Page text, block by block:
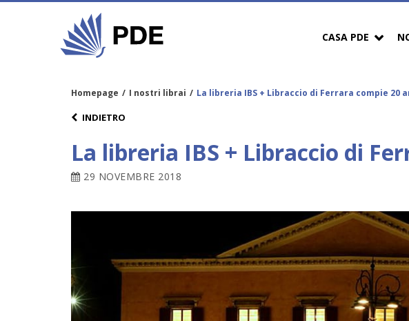
CASA PDE
Homepage / I nostri librai / La libreria IBS + Libraccio di Ferrara compie 20
INDIETRO
La libreria IBS + Libraccio di
29 NOVEMBRE 2018